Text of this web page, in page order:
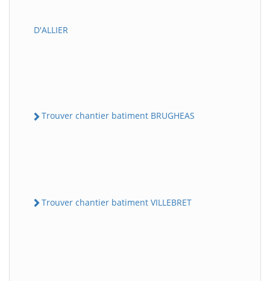
D'ALLIER
Trouver chantier batiment BRUGHEAS
Trouver chantier batiment VILLEBRET